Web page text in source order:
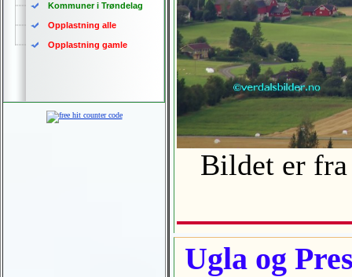
Kommuner i Trøndelag
Opplastning alle
Opplastning gamle
Bildet er fra
Ugla og